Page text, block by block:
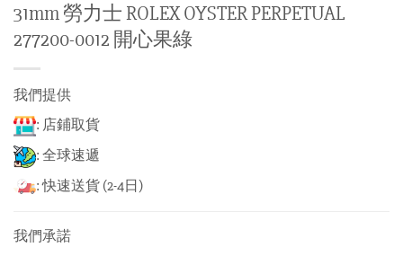
31mm 勞力士 ROLEX OYSTER PERPETUAL
277200-0012 開心果綠
我們提供
: 店鋪取貨
: 全球速遞
: 快速送貨 (2-4日)
我們承諾